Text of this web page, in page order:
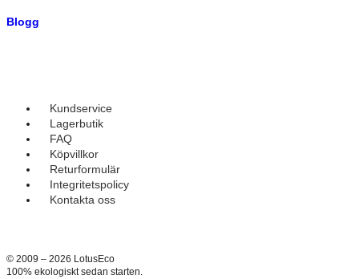
Blogg
Kundservice
Lagerbutik
FAQ
Köpvillkor
Returformulär
Integritetspolicy
Kontakta oss
© 2009 – 2026 LotusEco
100% ekologiskt sedan starten.